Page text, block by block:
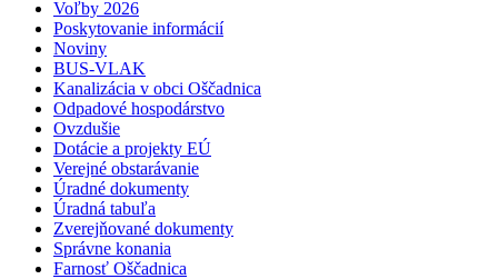
Voľby 2026
Poskytovanie informácií
Noviny
BUS-VLAK
Kanalizácia v obci Oščadnica
Odpadové hospodárstvo
Ovzdušie
Dotácie a projekty EÚ
Verejné obstarávanie
Úradné dokumenty
Úradná tabuľa
Zverejňované dokumenty
Správne konania
Farnosť Oščadnica